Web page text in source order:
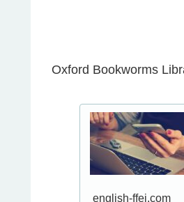
【おすす
Oxford Bookworms
english-ffei.com